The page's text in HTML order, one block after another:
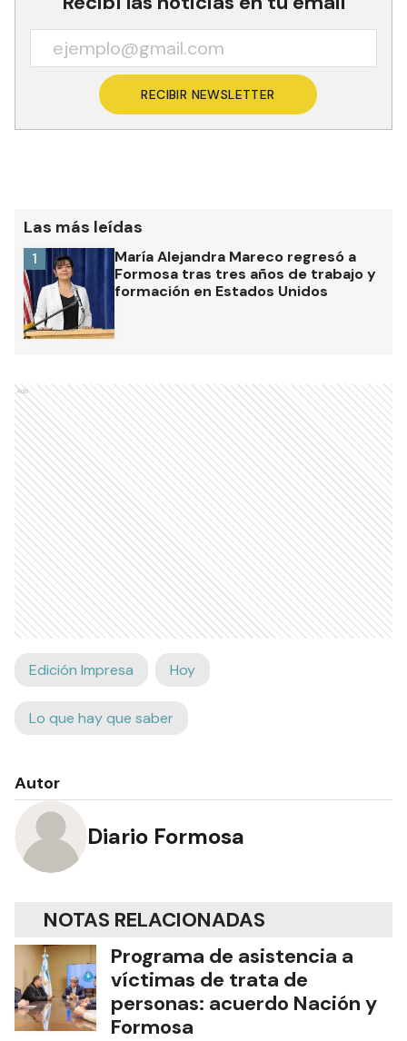
RECIBIR NEWSLETTER
Las más leídas
María Alejandra Mareco regresó a
Formosa tras tres años de trabajo y
formación en Estados Unidos
1
Ads
Edición Impresa Hoy
Lo que hay que saber
Autor
Diario Formosa
NOTAS RELACIONADAS
Programa de asistencia a
víctimas de trata de
personas: acuerdo Nación y
Formosa